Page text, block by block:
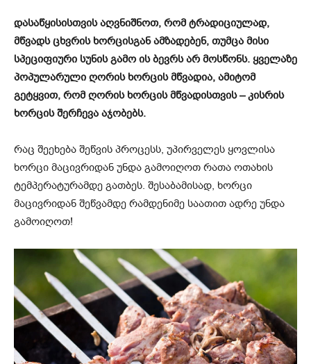
დასაწყისისთვის აღვნიშნოთ, რომ ტრადიციულად,
მწვადს ცხვრის ხორცისგან ამზადებენ, თუმცა მისი
სპეციფიური სუნის გამო ის ბევრს არ მოსწონს. ყველაზე
პოპულარული ღორის ხორცის მწვადია, ამიტომ
გეტყვით, რომ ღორის ხორცის მწვადისთვის – კისრის
ხორცის შერჩევა აჯობებს.
რაც შეეხება შეწვის პროცესს, უპირველეს ყოვლისა
ხორცი მაცივრიდან უნდა გამოიღოთ რათა ოთახის
ტემპერატურამდე გათბეს. შესაბამისად, ხორცი
მაცივრიდან შეწვამდე რამდენიმე საათით ადრე უნდა
გამოიღოთ!